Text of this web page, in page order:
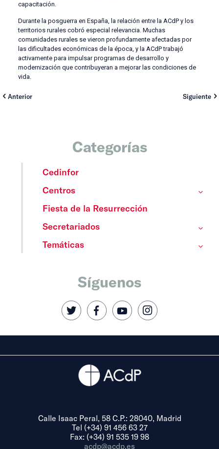
capacitación.
Durante la posguerra en España, la relación entre la ACdP y los
territorios rurales cobró especial relevancia. Muchas
comunidades rurales se vieron profundamente afectadas por
las dificultades económicas de la época, y la ACdP trabajó
activamente para impulsar programas de desarrollo y
modernización que contribuyeran a mejorar las condiciones de
vida.
Anterior Siguiente
Categorías
Cedinfor
Centros
Fiesta de la Resurrección
Secretariados
Temáticas
Síguenos
Calle Isaac Peral, 58 C.P.: 28040, Madrid
Tel (+34) 91 456 63 27
Fax: (+34) 91 535 19 98
acdp@acdp.es